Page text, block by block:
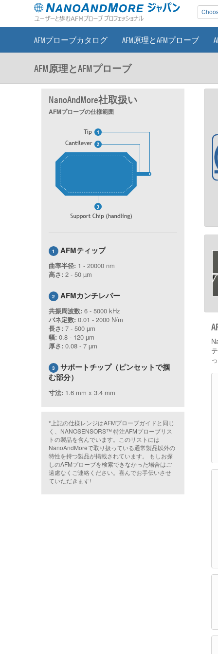
AFMプローブカタログ AFM原理とAFMプローブ
AFM原理とAFMプローブ
NanoAndMore社取扱い
AFMプローブの仕様範囲
1 AFMティップ
曲率半径: 1 - 20000 nm
高さ: 2 - 50 µm
2 AFMカンチレバー
共振周波数: 6 - 5000 kHz
バネ定数: 0.01 - 2000 N/m
長さ: 7 - 500 µm
幅: 0.8 - 120 µm
厚さ: 0.08 - 7 µm
3
サポートチップ（ピンセットで掴
む部分）
寸法: 1.6 mm x 3.4 mm
*上記の仕様レンジはAFMプローブガイドと同じ
く、NANOSENSORS™ 特注AFMプローブリス
トの製品を含んでいます。このリストには
NanoAndMoreで取り扱っている通常製品以外の
特性を持つ製品が掲載されています。 もしお探
しのAFMプローブを検索できなかった場合はご
遠慮なくご連絡ください。喜んでお手伝いさせ
ていただきます!